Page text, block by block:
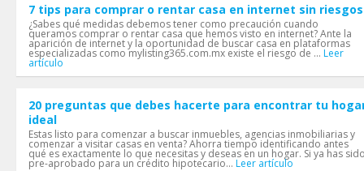
7 tips para comprar o rentar casa en internet sin riesgos
¿Sabes qué medidas debemos tener como precaución cuando
queramos comprar o rentar casa que hemos visto en internet? Ante la
aparición de internet y la oportunidad de buscar casa en plataformas
especializadas como mylisting365.com.mx existe el riesgo de ... Leer
artículo
20 preguntas que debes hacerte para encontrar tu
ideal
Estas listo para comenzar a buscar inmuebles, agencias inmobiliarias y
comenzar a visitar casas en venta? Ahorra tiempo identificando antes
qué es exactamente lo que necesitas y deseas en un hogar. Si ya has
pre-aprobado para un crédito hipotecario... Leer artículo